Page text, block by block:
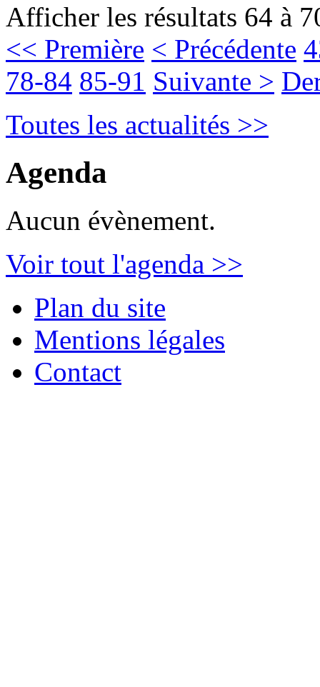
Afficher les résultats 64 à
<< Première < Précédente
78-84 85-91 Suivante >
Toutes les actualités >>
Agenda
Aucun évènement.
Voir tout l'agenda >>
Plan du site
Mentions légales
Contact